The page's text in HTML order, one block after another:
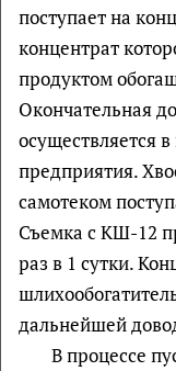
поступает на
концентрат
продуктом
Окончательная
осуществляется
предприятия.
самотеком
Съемка с КШ-12
раз в 1 сутки.
дальнейшей
В процессе